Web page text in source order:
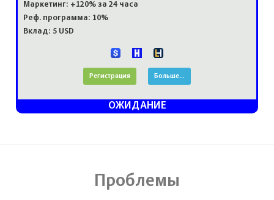
Маркетинг: +120% за 24 часа
Реф. программа: 10%
Вклад: 5 USD
Регистрация Больше...
ОЖИДАНИЕ
Проблемы